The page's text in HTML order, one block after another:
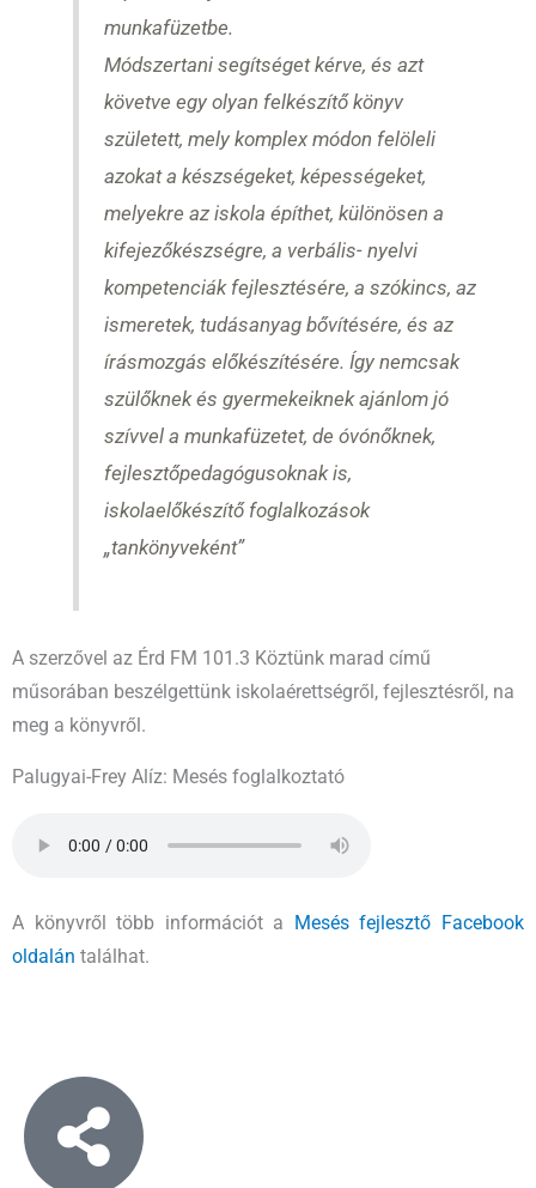
munkafüzetbe.
Módszertani segítséget kérve, és azt
követve egy olyan felkészítő könyv
született, mely komplex módon felöleli
azokat a készségeket, képességeket,
melyekre az iskola építhet, különösen a
kifejezőkészségre, a verbális- nyelvi
kompetenciák fejlesztésére, a szókincs, az
ismeretek, tudásanyag bővítésére, és az
írásmozgás előkészítésére. Így nemcsak
szülőknek és gyermekeiknek ajánlom jó
szívvel a munkafüzetet, de óvónőknek,
fejlesztőpedagógusoknak is,
iskolaelőkészítő foglalkozások
„tankönyveként”
A szerzővel az Érd FM 101.3 Köztünk marad című
műsorában beszélgettünk iskolaérettségről, fejlesztésről, na
meg a könyvről.
Palugyai-Frey Alíz: Mesés foglalkoztató
A könyvről több információt a
Mesés fejlesztő Facebook
oldalán találhat.